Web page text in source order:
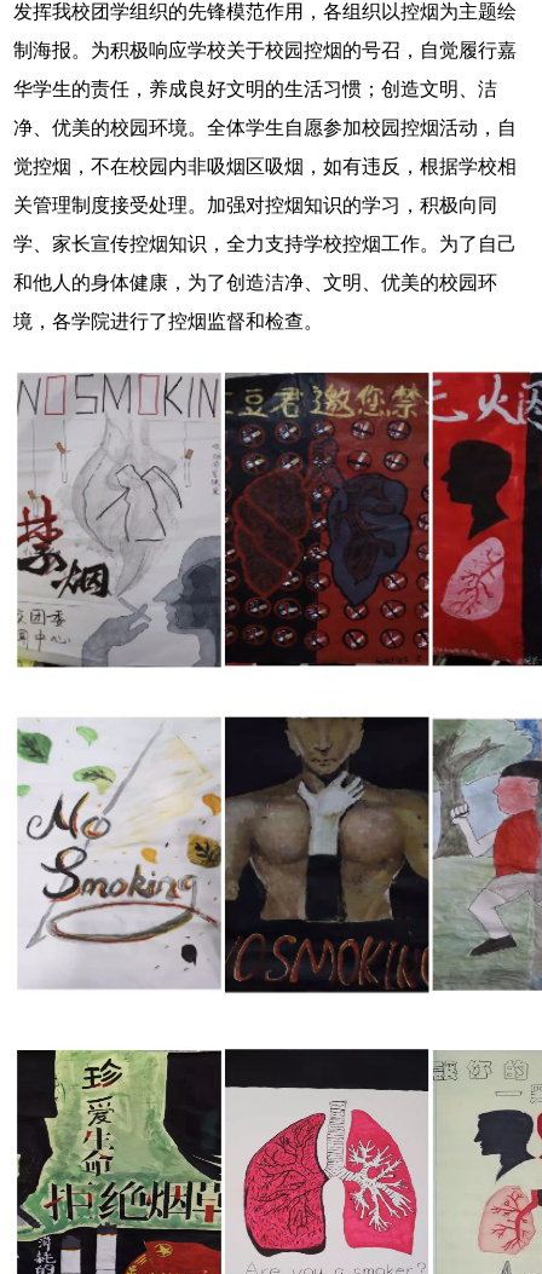
发挥我校团学组织的先锋模范作用，各组织以控烟为主题绘
制海报。为积极响应学校关于校园控烟的号召，自觉履行嘉
华学生的责任，养成良好文明的生活习惯；创造文明、洁
净、优美的校园环境。全体学生自愿参加校园控烟活动，自
觉控烟，不在校园内非吸烟区吸烟，如有违反，根据学校相
关管理制度接受处理。加强对控烟知识的学习，积极向同
学、家长宣传控烟知识，全力支持学校控烟工作。为了自己
和他人的身体健康，为了创造洁净、文明、优美的校园环
境，各学院进行了控烟监督和检查。